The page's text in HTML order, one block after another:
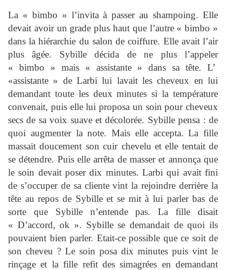
La « bimbo » l’invita à passer au shampoing. Elle
devait avoir un grade plus haut que l’autre « bimbo »
dans la hiérarchie du salon de coiffure. Elle avait l’air
plus âgée. Sybille décida de ne plus l’appeler
« bimbo » mais « assistante » dans sa tête. L’
«assistante » de Larbi lui lavait les cheveux en lui
demandant toute les deux minutes si la température
convenait, puis elle lui proposa un soin pour cheveux
secs de sa voix suave et décolorée. Sybille pensa : de
quoi augmenter la note. Mais elle accepta. La fille
massait doucement son cuir chevelu et elle tentait de
se détendre. Puis elle arrêta de masser et annonça que
le soin devait poser dix minutes. Larbi qui avait fini
de s’occuper de sa cliente vint la rejoindre derrière la
tête au repos de Sybille et se mit à lui parler bas de
sorte que Sybille n’entende pas. La fille disait
« D’accord, ok ». Sybille se demandait de quoi ils
pouvaient bien parler. Etait-ce possible que ce soit de
son cheveu ? Le soin posa dix minutes puis vint le
rinçage et la fille refit des simagrées en demandant